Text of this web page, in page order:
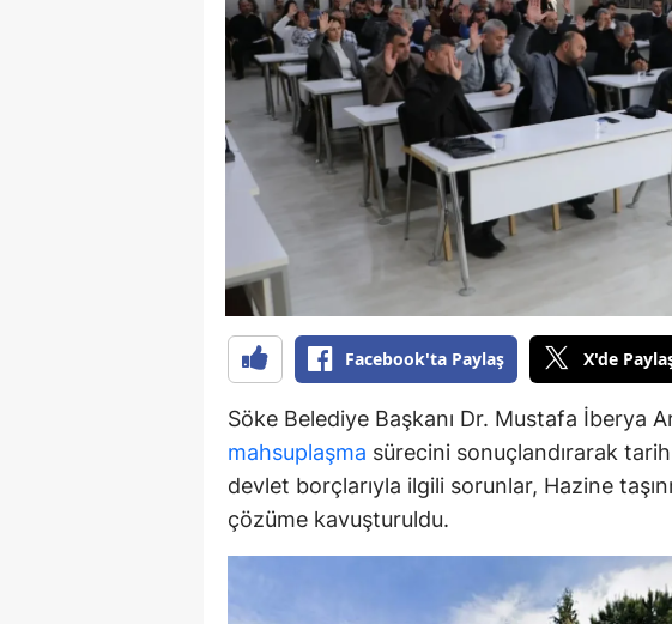
Ardahan
Iğdır
Yalova
Kilis
Düzce
Facebook'ta Paylaş X'de
Söke Belediye Başkanı Dr. Mustafa İberya
mahsuplaşma sürecini sonuçlandırarak
devlet borçlarıyla ilgili sorunlar, Hazine
çözüme kavuşturuldu.